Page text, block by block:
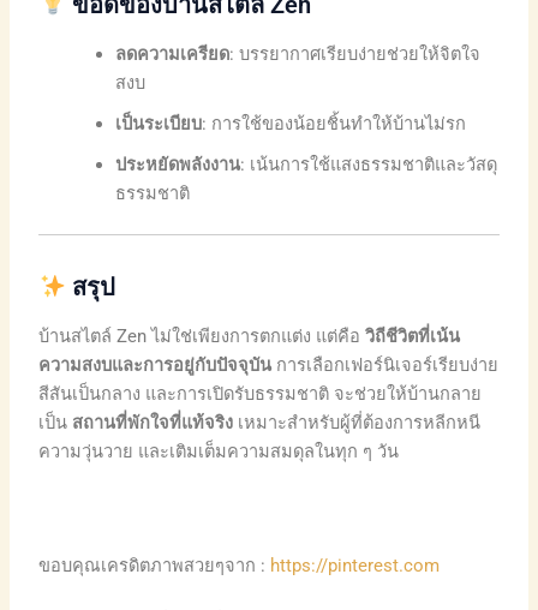
ลดความเครียด: บรรยากาศเรียบง่ายช่วยให้จิตใจ
สงบ
เป็นระเบียบ: การใช้ของน้อยชิ้นทำให้บ้านไม่รก
ประหยัดพลังงาน: เน้นการใช้แสงธรรมชาติและวัสดุ
ธรรมชาติ
สรุป
บ้านสไตล์ Zen ไม่ใช่เพียงการตกแต่ง แต่คือวิถีชีวิตที่เน้น
ความสงบและการอยู่กับปัจจุบัน การเลือกเฟอร์นิเจอร์เรียบง่าย
สีสันเป็นกลาง และการเปิดรับธรรมชาติ จะช่วยให้บ้านกลาย
เป็น สถานที่พักใจที่แท้จริง เหมาะสำหรับผู้ที่ต้องการหลีกหนี
ความวุ่นวาย และเติมเต็มความสมดุลในทุก ๆ วัน
ขอบคุณเครดิตภาพสวยๆจาก : https://pinterest.com